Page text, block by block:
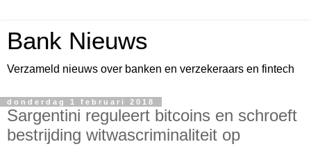
Bank Nieuws
Verzameld nieuws over banken en verzekeraars en fintech
donderdag 1 februari 2018
Sargentini reguleert bitcoins en schroeft
bestrijding witwascriminaliteit op